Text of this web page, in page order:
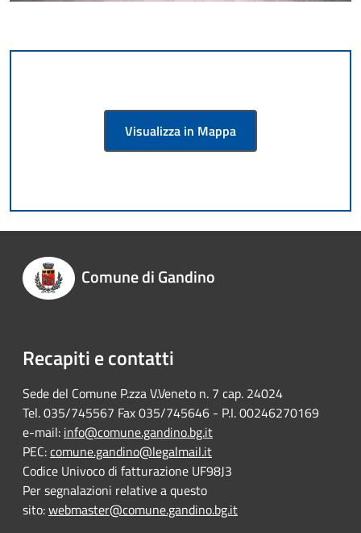
Visualizza in Mappa
Comune di Gandino
Recapiti e contatti
Sede del Comune P.zza V.Veneto n. 7 cap. 24024
Tel. 035/745567 Fax 035/745646 - P.I. 00246270169
e-mail: info@comune.gandino.bg.it
PEC:comune.gandino@legalmail.it
Codice Univoco di fatturazione UF98J3
Per segnalazioni relative a questo
sito:webmaster@comune.gandino.bg.it